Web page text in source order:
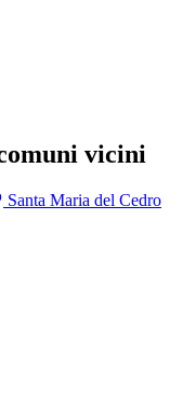
vicini
Santa Maria del Cedro